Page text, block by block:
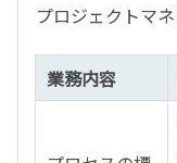
プロジェクトマ
業務内容